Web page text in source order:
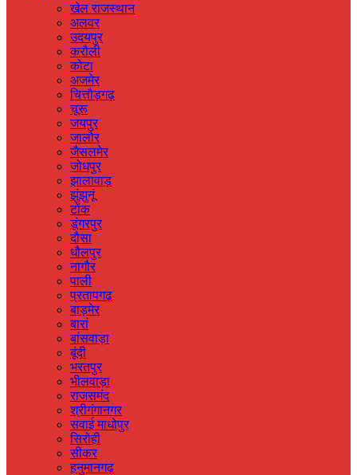
खेल राजस्‍थान
अलवर
उदयपुर
करौली
कोटा
अजमेर
चित्तौड़गढ़
चूरू
जयपुर
जालौर
जैसलमेर
जोधपुर
झालावाड़
झुंझुनूं
टोंक
डूंगरपुर
दौसा
धौलपुर
नागौर
पाली
प्रतापगढ़
बाड़मेर
बारां
बांसवाड़ा
बूंदी
भरतपुर
भीलवाड़ा
राजसमंद
श्रीगंगानगर
सवाई माधोपुर
सिरोही
सीकर
हनुमानगढ़